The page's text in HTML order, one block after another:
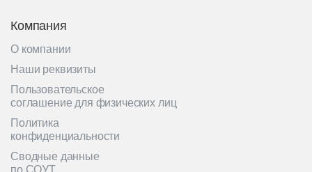
Компания
О компании
Наши реквизиты
Пользовательское
соглашение для физических лиц
Политика
конфиденциальности
Сводные данные
по СОУТ